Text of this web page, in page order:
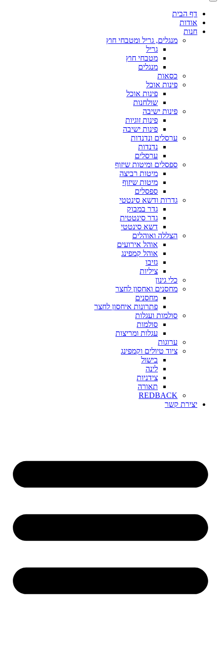
דף הבית
אודות
חנות
מנגלים, גריל ומטבחי חוץ
גריל
מטבחי חוץ
מנגלים
כסאות
פינות אוכל
פינות אוכל
שולחנות
פינות ישיבה
פינות זוגיות
פינות ישיבה
ערסלים ונדנדות
נדנדות
ערסלים
ספסלים ומיטות שיזוף
מיטות רביצה
מיטות שיזוף
ספסלים
גדרות ודשא סינטטי
גדר במבוק
גדר סינטטית
דשא סינטטי
הצללה ואוהלים
אוהל אירועים
אוהל קמפינג
גזיבו
ציליות
כלי גינון
מחסנים ואחסון לחצר
מחסנים
פתרונות איחסון לחצר
סולמות ועגלות
סולמות
עגלות ומריצות
ערוגות
ציוד טיולים וקמפינג
בישול
לינה
צידניות
תאורה
REDBACK
יצירת קשר